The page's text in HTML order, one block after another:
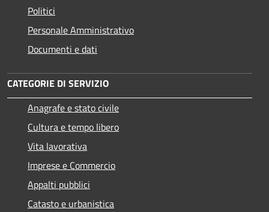
Politici
Personale Amministrativo
Documenti e dati
CATEGORIE DI SERVIZIO
Anagrafe e stato civile
Cultura e tempo libero
Vita lavorativa
Imprese e Commercio
Appalti pubblici
Catasto e urbanistica